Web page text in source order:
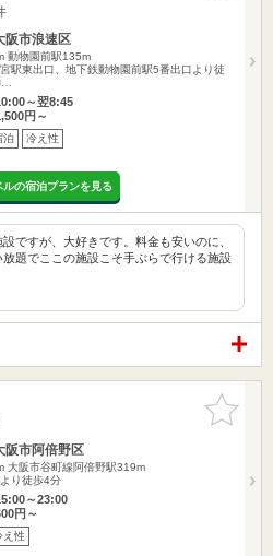
阪市浪速区
動物園前駅135m
駅東出口、地下鉄動物園前駅5番出口より徒
～翌8:45
円～
泊 冷え性
ルの宿泊プランを見る
ですが、大好きです。料金も安いのに、
題でここの施設こそ手ぶらで行ける施設
お気に入
りに追加
阪市阿倍野区
大阪市谷町線阿倍野駅319m
り徒歩4分
～23:00
円～
え性